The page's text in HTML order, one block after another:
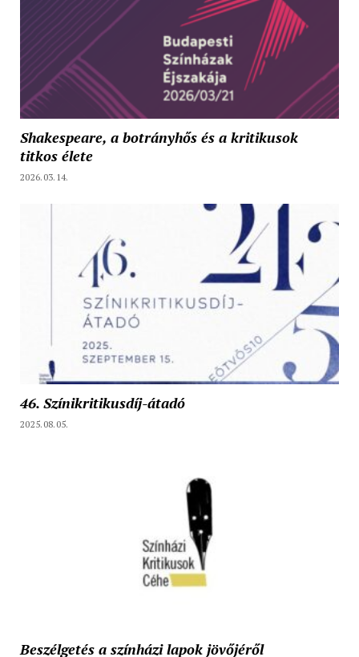
Shakespeare, a botrányhős és a kritikusok
titkos élete
2026.03.14.
46. Színikritikusdíj-átadó
2025.08.05.
Beszélgetés a színházi lapok jövőjéről